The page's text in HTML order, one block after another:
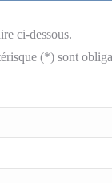
ci-dessous.
(*) sont